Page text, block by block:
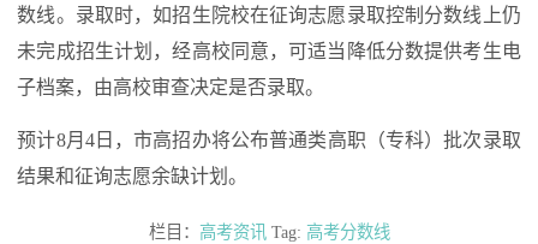
数线。录取时，如招生院校在征询志愿录取控制分数线上仍
未完成招生计划，经高校同意，可适当降低分数提供考生电
子档案，由高校审查决定是否录取。
预计8月4日，市高招办将公布普通类高职（专科）批次录取
结果和征询志愿余缺计划。
栏目： 高考资讯Tag: 高考分数线